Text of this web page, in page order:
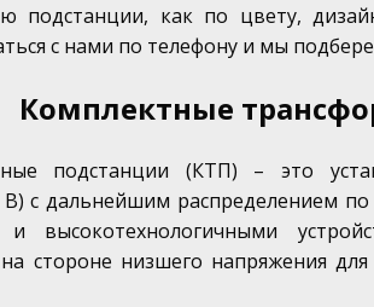
подстанции, как по цвету,
с нами по телефону и мы
Комплектные
подстанции (КТП) – это
В) с дальнейшим распределением
стороне низшего напряжения